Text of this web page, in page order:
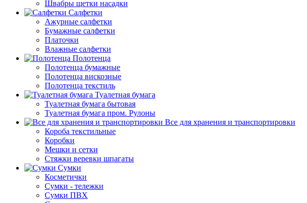
Швабры щетки насадки
Салфетки
Ажурные салфетки
Бумажные салфетки
Платочки
Влажные салфетки
Полотенца
Полотенца бумажные
Полотенца вискозные
Полотенца текстиль
Туалетная бумага
Туалетная бумага бытовая
Туалетная бумага пром. Рулоны
Все для хранения и транспортировки
Короба текстильные
Коробки
Мешки и сетки
Стяжки веревки шпагаты
Сумки
Косметички
Сумки - тележки
Сумки ПВХ